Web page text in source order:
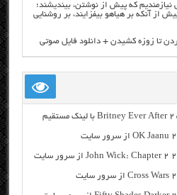
که پیش از نوشتن، بیندیشند؛
از آنکه بر هیاهو بیفزایند، بر روشنایی
تا زوزه کشیدن + دانلود فایل صوتی